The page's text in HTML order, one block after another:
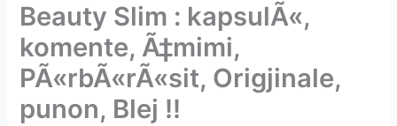
Beauty Slim : kapsulÃ«,
komente, Ã‡mimi,
PÃ«rbÃ«rÃ«sit, Origjinale,
punon, Blej !!